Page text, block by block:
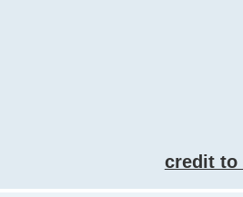
credit to